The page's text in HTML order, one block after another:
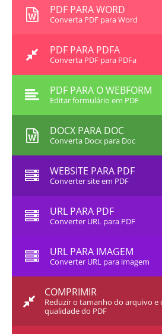
PDF PARA WORD
Converta PDF para Word
PDF PARA PDFA
Converta PDF para PDFa
PDF PARA O WEBFORM
Editar formulário em PDF
DOCX PARA DOC
Converta Docx para Doc
WEBSITE PARA PDF
Converter site em PDF
URL PARA PDF
Converter URL para PDF
URL PARA IMAGEM
Converter URL para imagem
COMPRIMIR
Reduzir o tamanho do arquivo
qualidade do PDF